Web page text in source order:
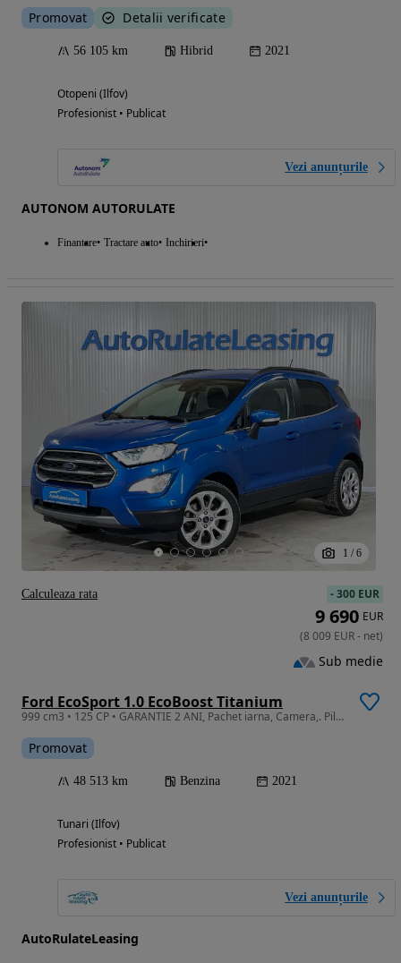
Promovat Detalii verificate
56 105 km Hibrid 2021
Otopeni (Ilfov)
Profesionist • Publicat
Vezi anunțurile
AUTONOM AUTORULATE
Finantare Tractare auto Inchirieri
1 / 6
Ford EcoSport 1.0 EcoBoost Titanium
999 cm3 • 125 CP • GARANTIE 2 ANI, Pachet iarna, Camera,. Pilot auto, Clima
Promovat
48 513 km Benzina 2021
Tunari (Ilfov)
Profesionist • Publicat
Vezi anunțurile
AutoRulateLeasing
-300 EUR
9 690 EUR
(8 009 EUR- net)
Sub medie
Calculeaza rata